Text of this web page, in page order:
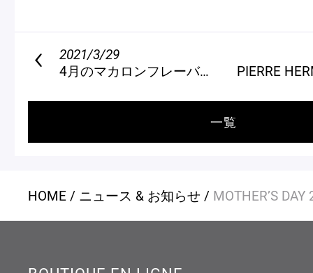
2021/3/29
4月のマカロンフレーバー
PIERRE HERMÉ
一覧
HOME ニュース & お知らせ MOTHER’S DAY